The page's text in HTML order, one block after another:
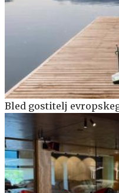
Bled gostitelj